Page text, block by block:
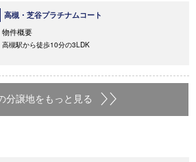
高槻・芝谷プラチナムコート
物件概要
高槻駅から徒歩10分の3LDK
分譲地をもっと見る